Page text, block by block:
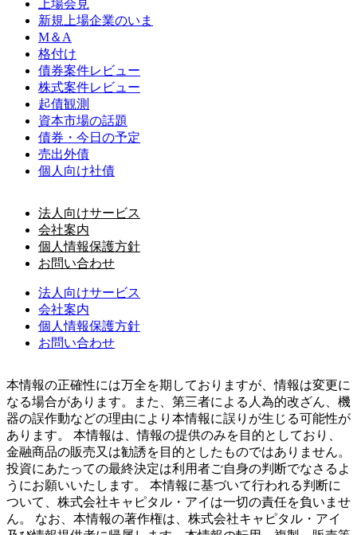
上場会見
新規上場企業のいま
M＆A
格付け
債券案件レビュー
株式案件レビュー
起債観測
資本市場の話題
債券・今日の予定
売出外債
個人向け社債
法人向けサービス
会社案内
個人情報保護方針
お問い合わせ
法人向けサービス
会社案内
個人情報保護方針
お問い合わせ
本情報の正確性には万全を期しておりますが、情報は変更に
なる場合があります。また、第三者による人為的改ざん、機
器の誤作動などの理由により本情報に誤りが生じる可能性が
あります。 本情報は、情報の提供のみを目的としており、
金融商品の販売又は勧誘を目的としたものではありません。
投資にあたっての最終決定は利用者ご自身の判断でなさるよ
うにお願いいたします。 本情報に基づいて行われる判断に
ついて、株式会社キャピタル・アイは一切の責任を負いませ
ん。 なお、本情報の著作権は、株式会社キャピタル・アイ